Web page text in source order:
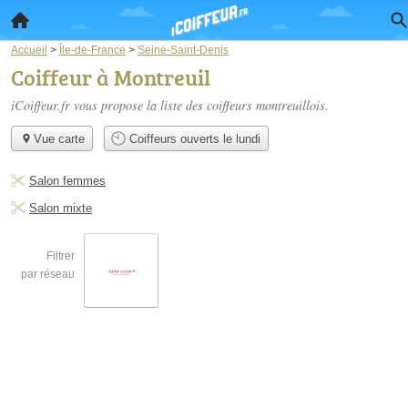
Accueil > Île-de-France > Seine-Saint-Denis
Coiffeur à Montreuil
iCoiffeur.fr vous propose la liste des coiffeurs montreuillois.
Vue carte Coiffeurs ouverts le lundi
Salon femmes
Salon mixte
Filtrer
par réseau